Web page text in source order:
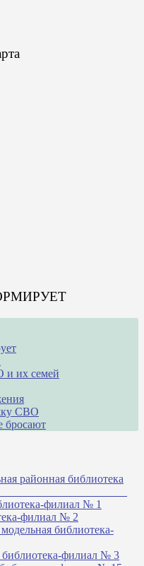
и их семей
СВО
бросают
районная библиотека
филиал № 1
филиал № 2
библиотека-
библиотека-филиал № 3